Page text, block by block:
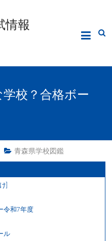
情報
校？合格ボー
青森県学校図鑑
]
令和7年度
ル